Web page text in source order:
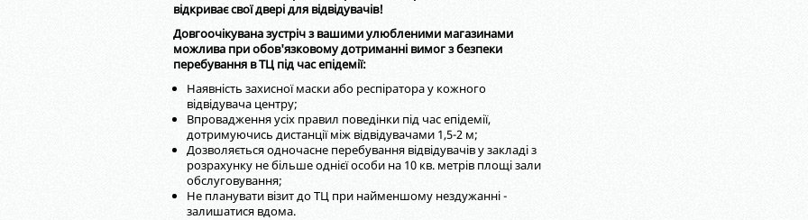
відкриває свої двері для відвідувачів!
Довгоочікувана зустріч з вашими улюбленими магазинами
можлива при обов'язковому дотриманні вимог з безпеки
перебування в ТЦ під час епідемії:
Наявність захисної маски або респіратора у кожного
відвідувача центру;
Впровадження усіх правил поведінки під час епідемії,
дотримуючись дистанції між відвідувачами 1,5-2 м;
Дозволяється одночасне перебування відвідувачів у закладі з
розрахунку не більше однієї особи на 10 кв. метрів площі зали
обслуговування;
Не планувати візит до ТЦ при найменшому нездужанні -
залишатися вдома.